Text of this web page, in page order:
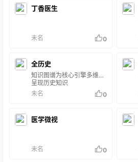
丁香医生
未名 0
全历史
知识图谱为核心引擎多维度
呈现历史知识
未名
0
医学微视
未名 0